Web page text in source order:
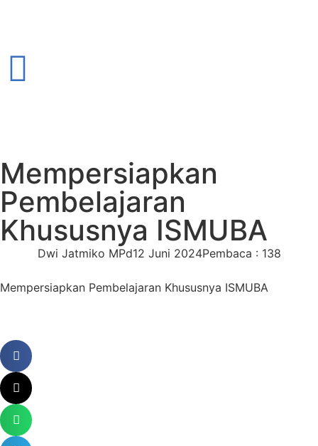
Mempersiapkan
Pembelajaran
Khususnya ISMUBA
Dwi Jatmiko MPd12 Juni 2024Pembaca : 138
Mempersiapkan Pembelajaran Khususnya ISMUBA